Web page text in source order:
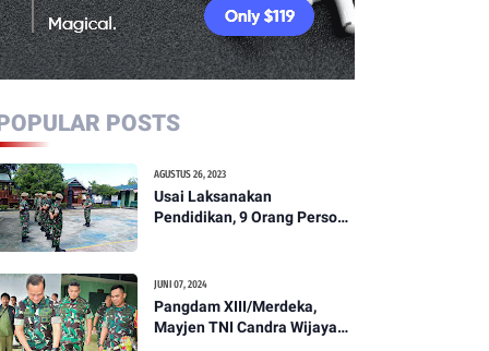
POSTS
AGUSTUS 26, 2023
Usai Laksanakan
Pendidikan, 9 Orang Personil
Ikuti Apel Pagi Dan
Pengecekan
JUNI 07, 2024
Pangdam XIII/Merdeka,
Mayjen TNI Candra Wijaya